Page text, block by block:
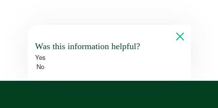
Was this information helpful?
Yes
No